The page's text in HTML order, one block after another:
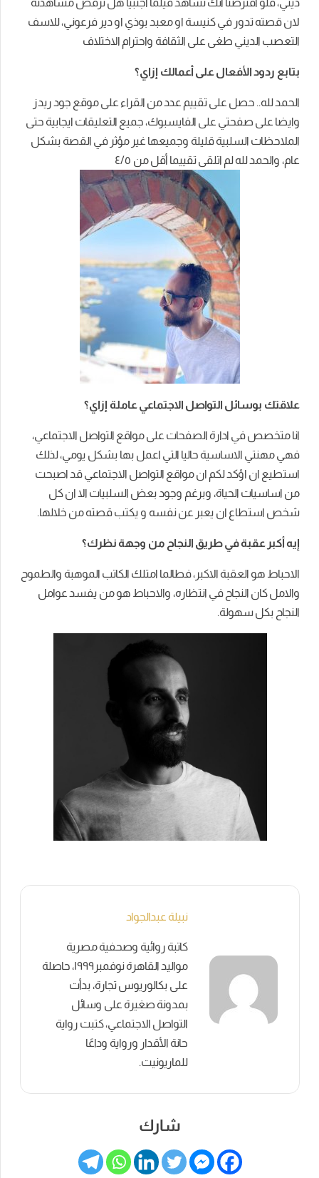
ديني، فلو افترضنا انك تشاهد فيلما اجنبيا هل ترفض مشاهدته
لان قصته تدور في كنيسة او معبد بوذي او دير فرعوني، للاسف
التعصب الديني طغى على الثقافة واحترام الاختلاف
بتابع ردودالأفعالعلى أعمالك إزاي؟
الحمد لله.. حصل على تقييم عدد من القراء على موقع جود ريدز
وايضا على صفحتي على الفايسبوك، جميع التعليقات ايجابية حتى
الملاحظات السلبية قليلة وجميعها غير مؤثر في القصة بشكل
عام، والحمد لله لم اتلقى تقييما أقل من ٤/٥
علاقتك بوسائل التواصل الاجتماعيعاملة إزاي؟
انا متخصص في ادارة الصفحات على مواقع التواصل الاجتماعي،
فهي مهنتي الاساسية حاليا التي اعمل بها بشكل يومي، لذلك
استطيع ان اؤكد لكم ان مواقع التواصل الاجتماعي قد اصبحت
من اساسيات الحياة، وبرغم وجود بعض السلبيات الا ان كل
شخص استطاع ان يعبر عن نفسه و يكتب قصته من خلالها.
إيه أكبر عقبةفيطريق النجاح من وجهة نظرك؟
الاحباط هو العقبة الاكبر، فطالما امتلك الكاتب الموهبة والطموح
والامل كان النجاح في انتظاره، والاحباط هو من يفسد عوامل
النجاح بكل سهولة.
نبيلة عبدالجواد
كاتبة روائية وصحفية مصرية
مواليد القاهرة نوفمبر١٩٩٩، حاصلة
على بكالوريوس تجارة، بدأت
بمدونة صغيرة على وسائل
التواصل الاجتماعي، كتبت رواية
حانة الأقدار ورواية وداعًا
للماريونيت.
شارك